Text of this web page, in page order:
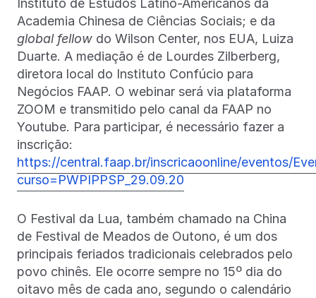
Instituto de Estudos Latino-Americanos da
Academia Chinesa de Ciências Sociais; e da
global fellow do Wilson Center, nos EUA, Luiza
Duarte. A mediação é de Lourdes Zilberberg,
diretora local do Instituto Confúcio para
Negócios FAAP. O webinar será via plataforma
ZOOM e transmitido pelo canal da FAAP no
Youtube. Para participar, é necessário fazer a
inscrição:
https://central.faap.br/inscricaoonline/eventos/
curso=PWPIPPSP_29.09.20
O Festival da Lua, também chamado na China
de Festival de Meados de Outono, é um dos
principais feriados tradicionais celebrados pelo
povo chinês. Ele ocorre sempre no 15º dia do
oitavo mês de cada ano, segundo o calendário